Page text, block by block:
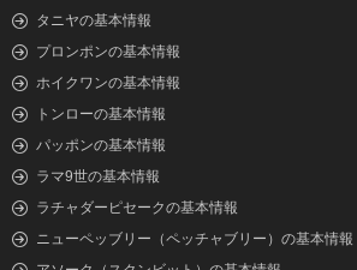
タニヤの基本情報
プロンポンの基本情報
ホイクワンの基本情報
トンローの基本情報
パッポンの基本情報
ラマ9世の基本情報
ラチャダーピセークの基本情報
ニューペッブリー（ペッチャブリー）の基本情報